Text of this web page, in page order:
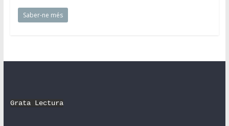
Saber-ne més
Grata Lectura